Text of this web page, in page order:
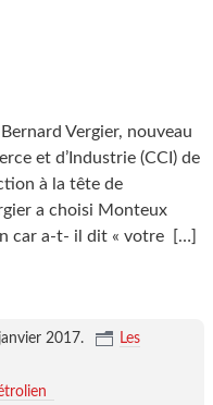
Vergier, nouveau
et d’Industrie (CCI) de
à la tête de
a choisi Monteux
car a-t- il dit « votre
[…]
2017.
Les